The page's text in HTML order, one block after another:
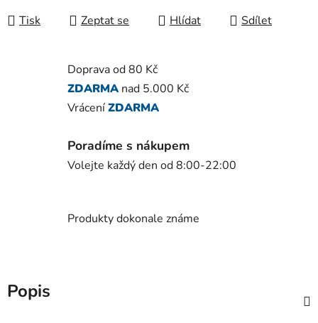
Tisk Zeptat se Hlídat Sdílet
Doprava od 80 Kč
ZDARMA nad 5.000 Kč
VráceníZDARMA
Poradíme s nákupem
Volejte každý den od 8:00-22:00
Produkty dokonale známe
Popis